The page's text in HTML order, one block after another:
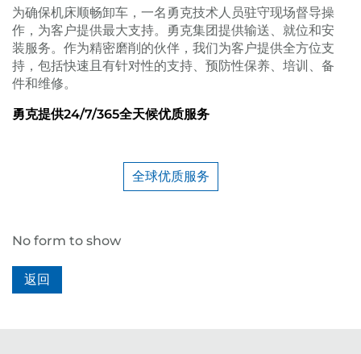
为确保机床顺畅卸车，一名勇克技术人员驻守现场督导操
作，为客户提供最大支持。勇克集团提供输送、就位和安
装服务。作为精密磨削的伙伴，我们为客户提供全方位支
持，包括快速且有针对性的支持、预防性保养、培训、备
件和维修。
勇克提供24/7/365全天候优质服务
全球优质服务
No form to show
返回